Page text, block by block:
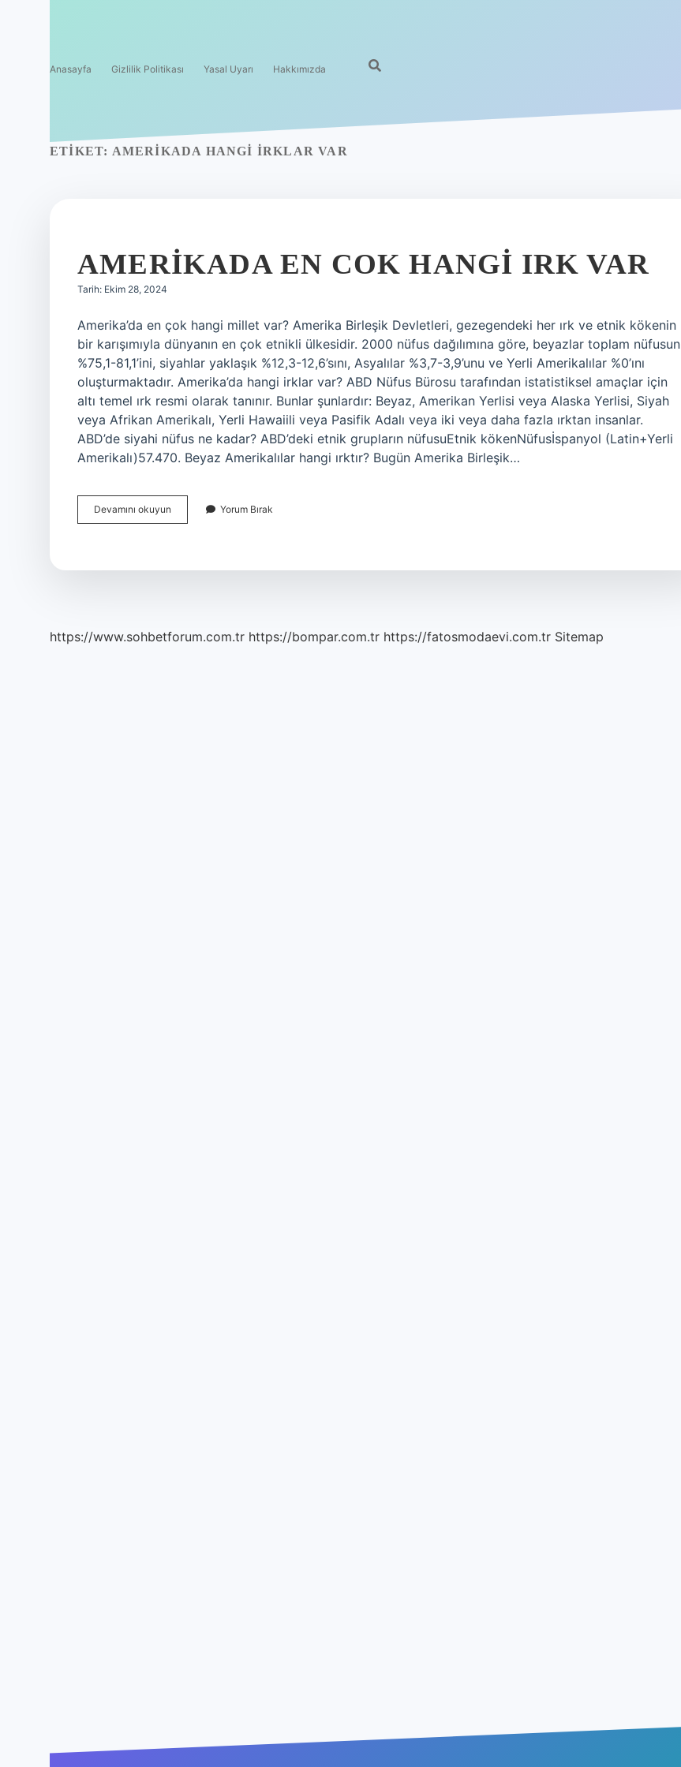
Anasayfa Gizlilik Politikası Yasal Uyarı Hakkımızda
ETIKET: AMERIKADA HANGI IRKLAR VAR
AMERIKADA EN COK HANGI IRK VAR
Tarih: Ekim 28, 2024
Amerika’da en çok hangi millet var? Amerika Birleşik Devletleri, gezegendeki her ırk ve etnik kökenin
bir karışımıyla dünyanın en çok etnikli ülkesidir. 2000 nüfus dağılımına göre, beyazlar toplam nüfusun
%75,1-81,1’ini, siyahlar yaklaşık %12,3-12,6’sını, Asyalılar %3,7-3,9’unu ve Yerli Amerikalılar %0’ını
oluşturmaktadır. Amerika’da hangi irklar var? ABD Nüfus Bürosu tarafından istatistiksel amaçlar için
altı temel ırk resmi olarak tanınır. Bunlar şunlardır: Beyaz, Amerikan Yerlisi veya Alaska Yerlisi, Siyah
veya Afrikan Amerikalı, Yerli Hawaiili veya Pasifik Adalı veya iki veya daha fazla ırktan insanlar.
ABD’de siyahi nüfus ne kadar? ABD’deki etnik grupların nüfusuEtnik kökenNüfusİspanyol (Latin+Yerli
Amerikalı)57.470. Beyaz Amerikalılar hangi ırktır? Bugün Amerika Birleşik…
Devamını okuyun Amerikada
En
Yorum Bırak
https://www.sohbetforum.com.tr https://bompar.com.tr https://fatosmodaevi.com.tr Sitemap